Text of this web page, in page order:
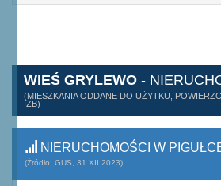
WIEŚ GRYLEWO -
(MIESZKANIA ODDANE DO UŻYTKU,
IZB)
NIERUCHOMOŚCI W
(Źródło: GUS, 31.XII.2023)